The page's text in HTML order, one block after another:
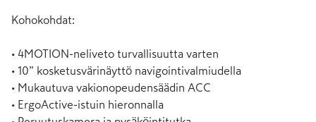
Kohokohdat:
• 4MOTION-neliveto turvallisuutta varten
• 10” kosketusvärinäyttö navigointivalmiudella
• Mukautuva vakionopeudensäädin ACC
• ErgoActive-istuin hieronnalla